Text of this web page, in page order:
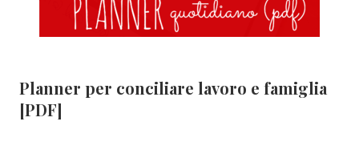
Planner per conciliare lavoro e famiglia
[PDF]